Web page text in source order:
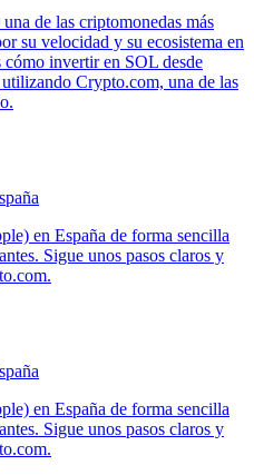
de las criptomonedas más
su velocidad y su ecosistema en
cómo invertir en SOL desde
Crypto.com, una de las
en España de forma sencilla
Sigue unos pasos claros y
en España de forma sencilla
Sigue unos pasos claros y